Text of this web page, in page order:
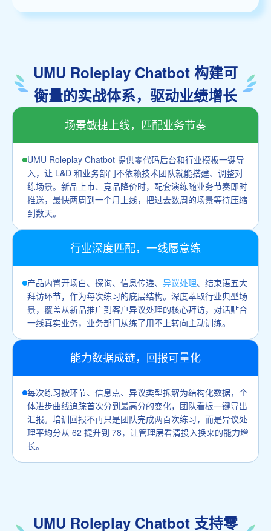
UMU Roleplay Chatbot 构建可
衡量的实战体系，驱动业绩增长
场景敏捷上线，匹配业务节奏
UMU Roleplay Chatbot 提供零代码后台和行业模板一键导
入，让 L&D 和业务部门不依赖技术团队就能搭建、调整对
练场景。新品上市、竞品降价时，配套演练随业务节奏即时
推送，最快两周到一个月上线，把过去数周的场景等待压缩
到数天。
行业深度匹配，一线愿意练
产品内置开场白、探询、信息传递、 异议处理、结束语五大
拜访环节，作为每次练习的底层结构。深度萃取行业典型场
景，覆盖从新品推广到客户异议处理的核心拜访，对话贴合
一线真实业务，业务部门从练了用不上转向主动训练。
能力数据成链，回报可量化
每次练习按环节、信息点、异议类型拆解为结构化数据，个
体进步曲线追踪首次分到最高分的变化，团队看板一键导出
汇报。培训回报不再只是团队完成两百次练习，而是异议处
理平均分从 62 提升到 78，让管理层看清投入换来的能力增
长。
UMU Roleplay Chatbot 支持零